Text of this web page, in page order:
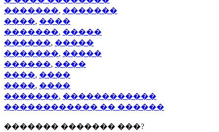
�������, �������
����, ����
�������, �����
������, �����
�������, �����
������, ����
����, ����
����, ����
�������, ������������
������������ �� ������
������� ������� ���?